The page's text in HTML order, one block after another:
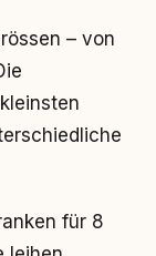
– von
für 8